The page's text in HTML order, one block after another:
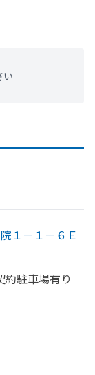
い
１－１－６Ｅ
約駐車場有り